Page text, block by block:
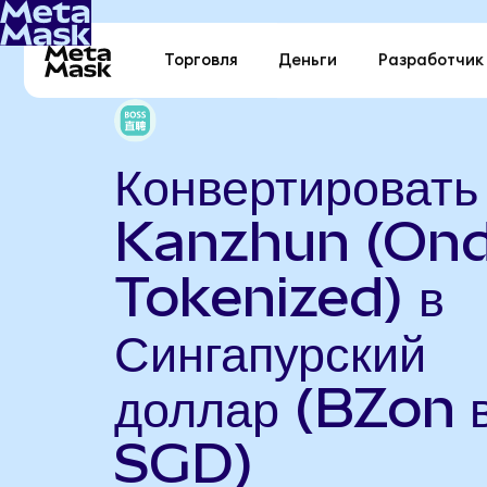
Торговля Деньги Разработчик
Конвертировать
Kanzhun
Tokenized) в
Сингапурский
доллар (BZon
SGD)